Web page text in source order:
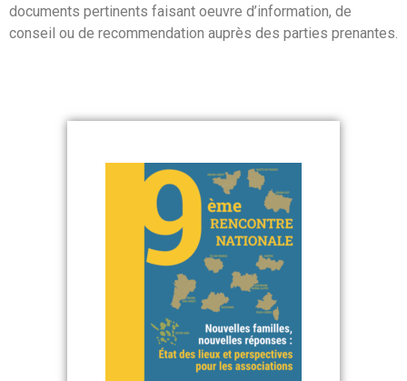
documents pertinents faisant oeuvre d’information, de
conseil ou de recommendation auprès des parties prenantes.